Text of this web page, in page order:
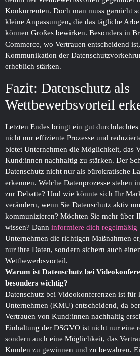
Konkurrenten. Doch man muss garnicht
kleine Anpassungen, die das tägliche
können Großes bewirken. Besonders in
Commerce, wo Vertrauen entscheidend
Kommunikation der
erheblich stärken.
Fazit: Datenschutz als
Wettbewerbsvorteil
Letzten Endes bringt ein gut
nicht nur effiziente Prozesse und
bietet Unternehmen die Möglichkeit, das
Kund:innen nachhaltig zu stärken. Der
Datenschutz nicht nur als bürokratische
erkennen. Welche Daten­prozesse stehen
zur Debatte? Und wie könnte sich Ihr
verändern, wenn Sie Datenschutz aktiv
kommunizieren? Möchten Sie mehr über
wissen? Dann informiere dich regelmäßig
Unternehmen die richtigen Maßnahmen
nur ihre Daten, sondern sichern auch
Wettbewerbsvorteil.
Warum ist Datenschutz bei
besonders wichtig?
Datenschutz bei Video­konferenzen ist für
Unternehmen (KMU) entscheidend, da
Vertrauen von Kund:innen nachhaltig
Einhaltung der DSGVO ist nicht nur eine
sondern auch eine Möglichkeit, das
Kunden zu gewinnen und zu bewahren.